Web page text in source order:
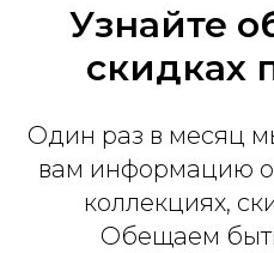
Узнайте
скидках
Один раз в месяц
вам информацию
коллекциях,
Обещаем